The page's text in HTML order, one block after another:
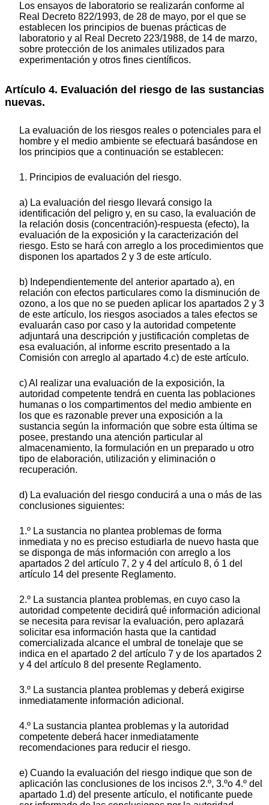
Los ensayos de laboratorio se realizarán conforme al
Real Decreto 822/1993, de 28 de mayo, por el que se
establecen los principios de buenas prácticas de
laboratorio y al Real Decreto 223/1988, de 14 de marzo,
sobre protección de los animales utilizados para
experimentación y otros fines científicos.
Artículo 4. Evaluación del riesgo de las sustancias
nuevas.
La evaluación de los riesgos reales o potenciales para el
hombre y el medio ambiente se efectuará basándose en
los principios que a continuación se establecen:
1. Principios de evaluación del riesgo.
a) La evaluación del riesgo llevará consigo la
identificación del peligro y, en su caso, la evaluación de
la relación dosis (concentración)-respuesta (efecto), la
evaluación de la exposición y la caracterización del
riesgo. Esto se hará con arreglo a los procedimientos que
disponen los apartados 2 y 3 de este artículo.
b) Independientemente del anterior apartado a), en
relación con efectos particulares como la disminución de
ozono, a los que no se pueden aplicar los apartados 2 y 3
de este artículo, los riesgos asociados a tales efectos se
evaluarán caso por caso y la autoridad competente
adjuntará una descripción y justificación completas de
esa evaluación, al informe escrito presentado a la
Comisión con arreglo al apartado 4.c) de este artículo.
c) Al realizar una evaluación de la exposición, la
autoridad competente tendrá en cuenta las poblaciones
humanas o los compartimentos del medio ambiente en
los que es razonable prever una exposición a la
sustancia según la información que sobre esta última se
posee, prestando una atención particular al
almacenamiento, la formulación en un preparado u otro
tipo de elaboración, utilización y eliminación o
recuperación.
d) La evaluación del riesgo conducirá a una o más de las
conclusiones siguientes:
1.º La sustancia no plantea problemas de forma
inmediata y no es preciso estudiarla de nuevo hasta que
se disponga de más información con arreglo a los
apartados 2 del artículo 7, 2 y 4 del artículo 8, ó 1 del
artículo 14 del presente Reglamento.
2.º La sustancia plantea problemas, en cuyo caso la
autoridad competente decidirá qué información adicional
se necesita para revisar la evaluación, pero aplazará
solicitar esa información hasta que la cantidad
comercializada alcance el umbral de tonelaje que se
indica en el apartado 2 del artículo 7 y de los apartados 2
y 4 del artículo 8 del presente Reglamento.
3.º La sustancia plantea problemas y deberá exigirse
inmediatamente información adicional.
4.º La sustancia plantea problemas y la autoridad
competente deberá hacer inmediatamente
recomendaciones para reducir el riesgo.
e) Cuando la evaluación del riesgo indique que son de
aplicación las conclusiones de los incisos 2.º, 3.ºo 4.º del
apartado 1.d) del presente artículo, el notificante puede